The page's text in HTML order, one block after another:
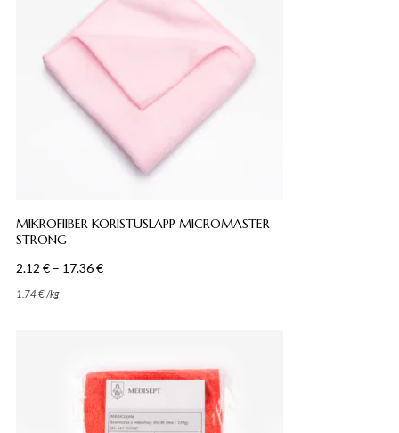
MIKROFIIBER KORISTUSLAPP MICROMASTER
STRONG
2.12 € – 17.36€Hinnavahemik:
1.74€/kg